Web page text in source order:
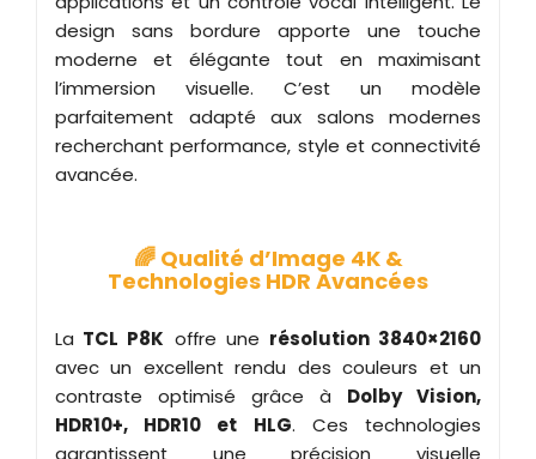
design sans bordure apporte une touche
moderne et élégante tout en maximisant
l’immersion visuelle. C’est un modèle
parfaitement adapté aux salons modernes
recherchant performance, style et connectivité
avancée.
🌈 Qualité d’Image 4K &
Technologies HDR Avancées
La TCL P8K offre une résolution 3840×2160
avec un excellent rendu des couleurs et un
contraste optimisé grâce à Dolby Vision,
HDR10+, HDR10 et HLG. Ces technologies
garantissent une précision visuelle